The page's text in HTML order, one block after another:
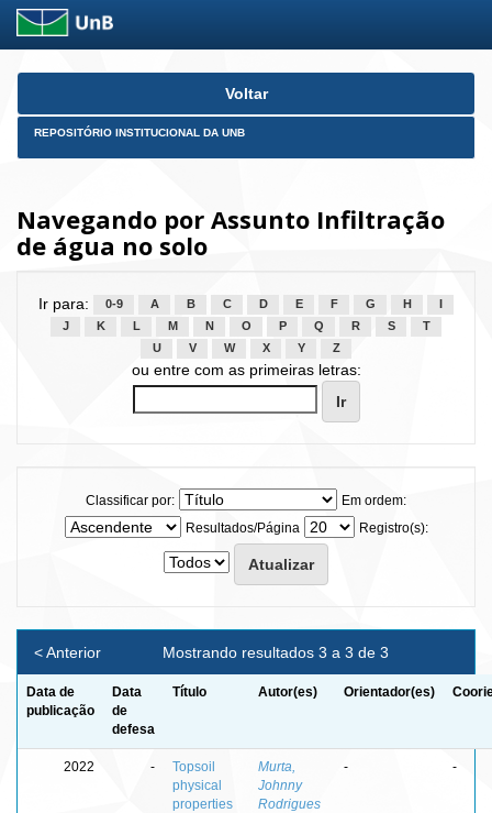
Skip
Voltar
REPOSITÓRIO INSTITUCIONAL DA UNB
Navegando por Assunto Infiltração
de água no solo
Ir para: 0-9 A B C D E F G H
J
K L M N O P Q R S
T
U
V W X Y Z
ou entre com as primeiras letras:
Classificar por:
Em ordem:
Resultados/Página
Registro(s):
Mostrando resultados 3 a 3 de 3
< Anterior
Data de
publicação
Data
de
defesa
Título Autor(es) Orientador(es)
2022 -
Topsoil
physical
properties
Murta,
Johnny
Rodrigues
- -